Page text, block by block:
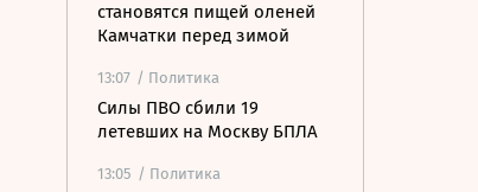
становятся пищей оленей
Камчатки перед зимой
13:07 / Политика
Силы ПВО сбили 19
летевших на Москву БПЛА
13:05 / Политика